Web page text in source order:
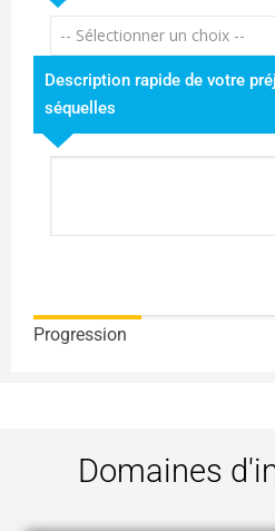
Description rapide de votre
séquelles
Progression
Domaines